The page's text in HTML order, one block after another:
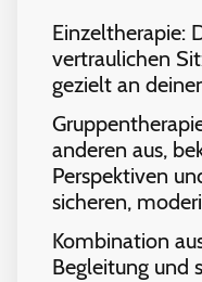
Einzeltherapie:
vertraulichen
gezielt an
anderen aus,
Perspektiven
sicheren,
Kombination
Begleitung und